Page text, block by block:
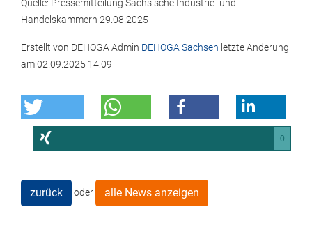
Quelle: Pressemitteilung Sächsische Industrie- und
Handelskammern 29.08.2025
Erstellt von DEHOGA Admin DEHOGA Sachsen letzte Änderung
am02.09.2025 14:09
0
zurück oder alle News anzeigen